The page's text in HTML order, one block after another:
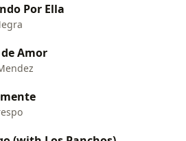
Por Ella
Amor